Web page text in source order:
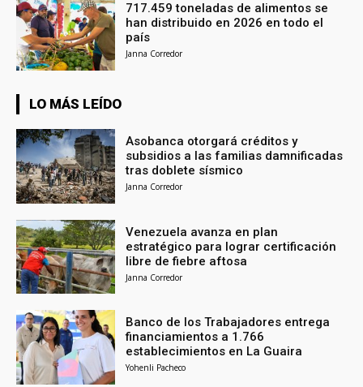
717.459 toneladas de alimentos se
han distribuido en 2026 en todo el
país
Janna Corredor
LO MÁS LEÍDO
Asobanca otorgará créditos y
subsidios a las familias damnificadas
tras doblete sísmico
Janna Corredor
Venezuela avanza en plan
estratégico para lograr certificación
libre de fiebre aftosa
Janna Corredor
Banco de los Trabajadores entrega
financiamientos a 1.766
establecimientos en La Guaira
Yohenli Pacheco